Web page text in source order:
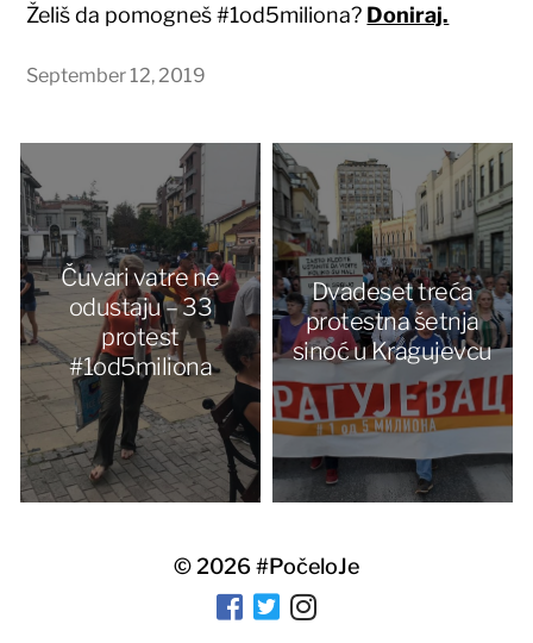
Želiš da pomogneš #1od5miliona? Doniraj.
September 12, 2019
Čuvari vatre ne
odustaju – 33
protest
#1od5miliona
Dvadeset treća
protestna šetnja
sinoć u Kragujevcu
© 2026#PočeloJe